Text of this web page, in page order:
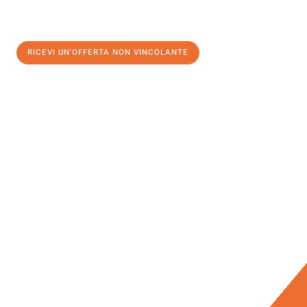
RICEVI UN'OFFERTA NON VINCOLANTE